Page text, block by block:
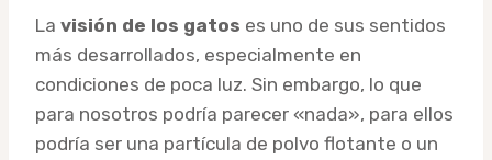
La visión de los gatos es uno de sus sentidos
más desarrollados, especialmente en
condiciones de poca luz. Sin embargo, lo que
para nosotros podría parecer «nada», para ellos
podría ser una partícula de polvo flotante o un